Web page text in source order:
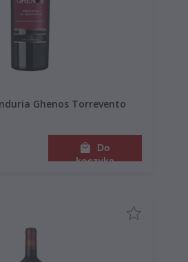
Ghenos Torrevento
Do
koszyka